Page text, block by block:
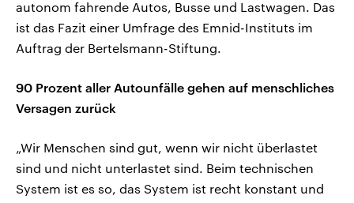
autonom fahrende Autos, Busse und Lastwagen. Das
ist das Fazit einer Umfrage des Emnid-Instituts im
Auftrag der Bertelsmann-Stiftung.
90 Prozent aller Autounfälle gehen auf menschliches
Versagen zurück
„Wir Menschen sind gut, wenn wir nicht überlastet
sind und nicht unterlastet sind. Beim technischen
System ist es so, das System ist recht konstant und